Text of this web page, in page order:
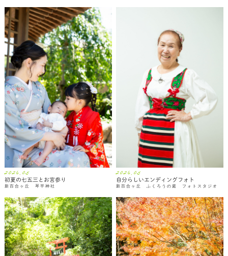
2026.05
初夏の七五三とお宮参り
新百合ヶ丘 琴平神社
2026.05
自分らしいエンディングフォト
新百合ヶ丘 ふくろうの庭 フォトスタジオ